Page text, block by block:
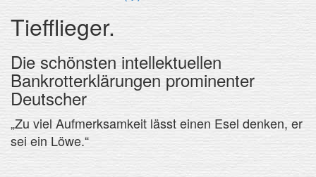
Tiefflieger.
Die schönsten intellektuellen
Bankrotterklärungen prominenter
Deutscher
„Zu viel Aufmerksamkeit lässt einen Esel denken, er
sei ein Löwe.“